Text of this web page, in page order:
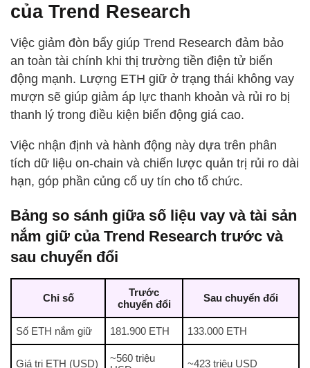
của Trend Research
Việc giảm đòn bẩy giúp Trend Research đảm bảo
an toàn tài chính khi thị trường tiền điện tử biến
động mạnh. Lượng ETH giữ ở trạng thái không vay
mượn sẽ giúp giảm áp lực thanh khoản và rủi ro bị
thanh lý trong điều kiện biến động giá cao.
Việc nhận định và hành động này dựa trên phân
tích dữ liệu on-chain và chiến lược quản trị rủi ro dài
hạn, góp phần củng cố uy tín cho tổ chức.
Bảng so sánh giữa số liệu vay và tài sản
nắm giữ của Trend Research trước và
sau chuyển đổi
Chỉ số
Trước
chuyển đổi
Sau chuyển đổi
Số ETH nắm giữ 181.900 ETH 133.000 ETH
Giá trị ETH (USD)
~560 triệu
~423 triệu USD